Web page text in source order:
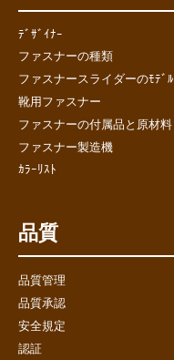
ﾃﾞｻﾞｲﾅｰ
ファスナーの種類
ファスナースライダーのﾓﾃﾞﾙ
靴用ファスナー
ファスナーの付属品と原材料
ファスナー製造機
ｶﾗｰﾘｽﾄ
品質
品質管理
品質承認
安全規定
認証